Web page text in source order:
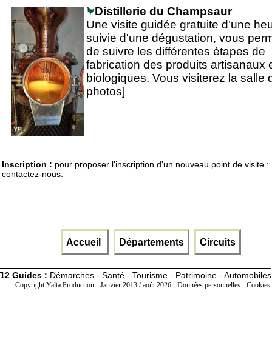
Distillerie du Champsaur
Une visite guidée gratuite d'une
suivie d'une dégustation, vous
de suivre les différentes étapes de
fabrication des produits artisanaux
biologiques. Vous visiterez la salle
photos]
Inscription : pour proposer l'inscription d'un nouveau point de visite :
contactez-nous.
Accueil Départements Circuits
12 Guides : Démarches - Santé - Tourisme - Patrimoine - Automobiles
Copyright Yalta Production - Janvier 2013 / août 2026 -Données personnelles -